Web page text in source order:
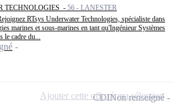
TECHNOLOGIES - 56 - LANESTER
RTsys Underwater Technologies, spécialiste dans
marines et sous-marines en tant qu'Ingénieur Systèmes
le cadre du...
CDINon renseigné
Ajouter cette offre à ma sélection